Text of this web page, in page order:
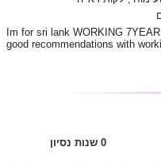
Im for sri lank WORKING
good recommendations with
0 שנות נסיון